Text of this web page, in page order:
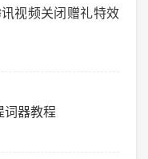
视频关闭赠礼特效
词器教程